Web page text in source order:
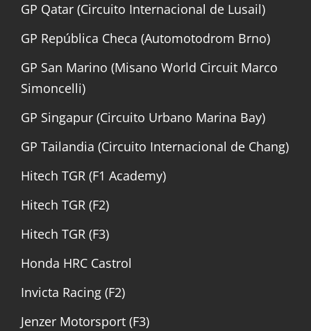
GP Qatar (Circuito Internacional de Lusail)
GP República Checa (Automotodrom Brno)
GP San Marino (Misano World Circuit Marco
Simoncelli)
GP Singapur (Circuito Urbano Marina Bay)
GP Tailandia (Circuito Internacional de Chang)
Hitech TGR (F1 Academy)
Hitech TGR (F2)
Hitech TGR (F3)
Honda HRC Castrol
Invicta Racing (F2)
Jenzer Motorsport (F3)